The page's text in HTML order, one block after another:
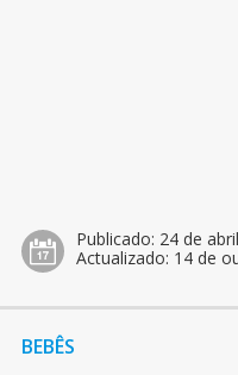
Publicado: 24 de
Actualizado: 14 de
BEBÊS